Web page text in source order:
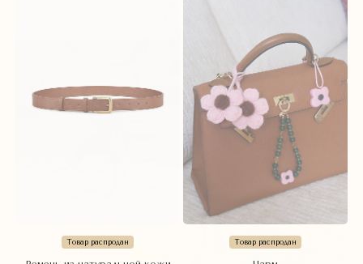
Товар распродан Товар распродан